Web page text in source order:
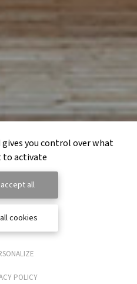
gives you control over what
to activate
all
cookies
POLICY